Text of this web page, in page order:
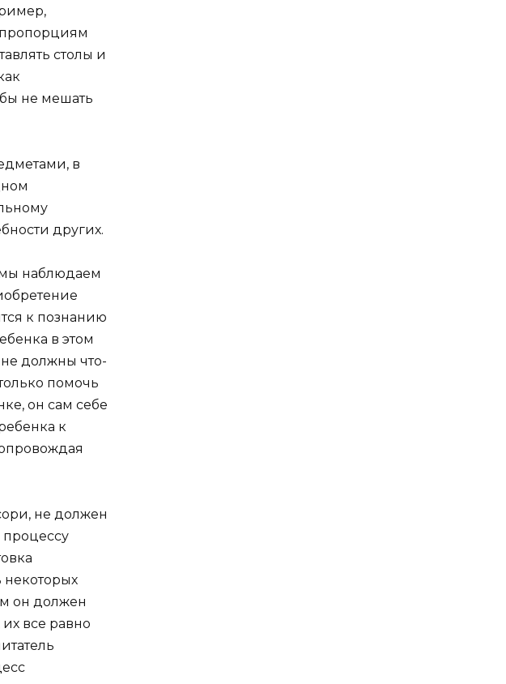
пропорциям
столы и
не мешать
в
других.
наблюдаем
к познанию
в этом
должны что-
помочь
он сам себе
к
не должен
процессу
он должен
все равно